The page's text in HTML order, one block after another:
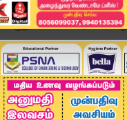
பின்னடைவு